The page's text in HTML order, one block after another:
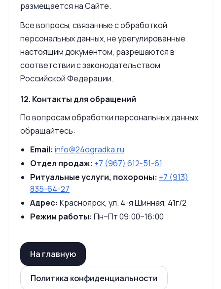
размещается на Сайте.
Все вопросы, связанные с обработкой
персональных данных, не урегулированные
настоящим документом, разрешаются в
соответствии с законодательством
Российской Федерации.
12. Контакты для обращений
По вопросам обработки персональных данных
обращайтесь:
Email: info@24ogradka.ru
Отдел продаж: +7 (967) 612-51-61
Ритуальные услуги, похороны: +7 (913)
835-64-27
Адрес: Красноярск, ул. 4-я Шинная, 41г/2
Режим работы: Пн–Пт 09:00–16:00
На главную
Политика конфиденциальности